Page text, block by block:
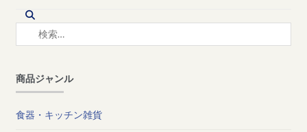
索:
商品ジャンル
食器・キッチン雑貨